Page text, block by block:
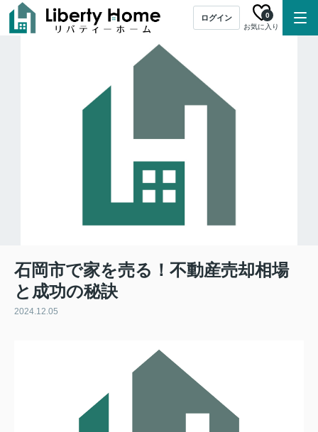
ログイン
お気に入り
0
石岡市で家を売る！不動産売却相場
と成功の秘訣
2024.12.05